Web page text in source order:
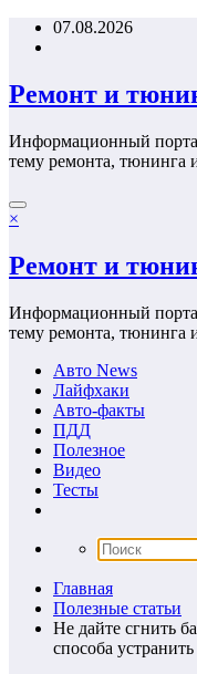
Перейти07.08.2026
Ремонт и
Информационный
тему ремонта, тюнинга
×
Ремонт и
Информационный
тему ремонта, тюнинга
Авто News
Лайфхаки
Авто-факты
ПДД
Полезное
Видео
Тесты
Главная
Полезные статьи
Не дайте сгнить
способа